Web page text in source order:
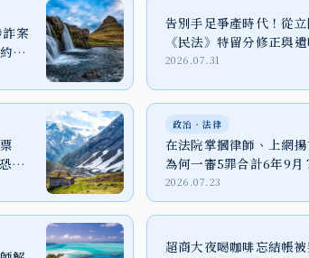
案
該
告別手足爭產時代！從
《民法》特留分修正與
實踐
2026.07.31
嚇
政治‧法律
在法院掌摑律師、上網揚
為何一審5罪合計6年9月
恐嚇與個資法一次看懂
2026.07.23
超商大夜喝咖啡忘結帳